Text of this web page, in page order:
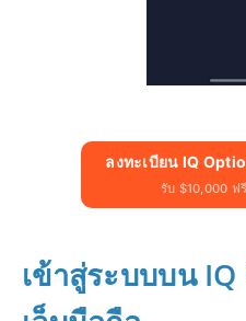
ลงทะเบียน IQ
รับ $10,000 ฟ
เข้าสู่ระบบบน